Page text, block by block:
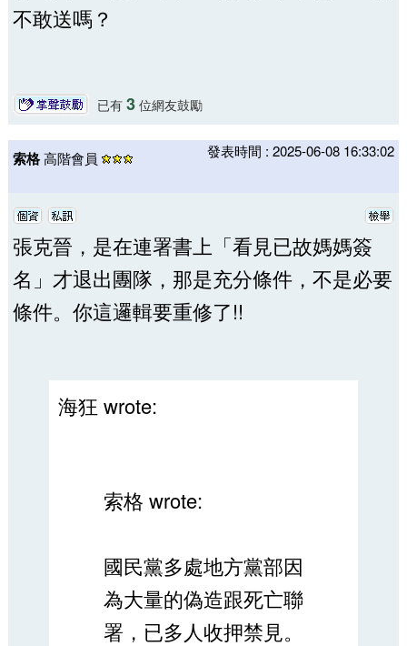
不敢送嗎？
已有 3位網友鼓勵
索格高階會員 發表時間 : 2025-06-08 16:33:02
張克晉，是在連署書上「看見已故媽媽簽
名」才退出團隊，那是充分條件，不是必要
條件。你這邏輯要重修了!!
海狂 wrote:
索格 wrote:
國民黨多處地方黨部因
為大量的偽造跟死亡聯
署，已多人收押禁見。